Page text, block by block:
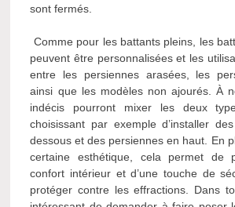
sont fermés.
Comme pour les battants pleins, les
peuvent être personnalisées et les
entre les persiennes arasées, les
ainsi que les modèles non ajourés. À
indécis pourront mixer les deux
choisissant par exemple d’installer
dessous et des persiennes en haut. En
certaine esthétique, cela permet de
confort intérieur et d’une touche de
protéger contre les effractions. Dans